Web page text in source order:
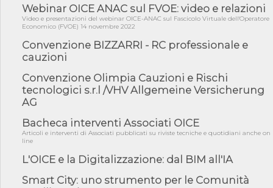
05/08/26 - Successo OICE per il bando della Città metropolitana
di Reg...
05/08/26 - Lettera OICE per il bando della Giunta Regionale della
04/08/26 - DL PA: previste cancellazioni da elenchi professionisti
04/08/26 - International Sustainable Buildings Competition -
COP31, An...
impugnar...
04/08/26 - Rapporto Anac corruzione 2020-2026: procedimenti
04/08/26 - CdS: partecipazione alla gara non equivale ad
acquiescenza r...
Webinar OICE ANAC sul FVOE: video e relazioni
Video e presentazioni del webinar OICE-ANAC sul Fascicolo Virtuale dell'Operatore
Economico (FVOE) 14 novembre 2022
Convenzione BIZZARRI - RC professionale e
cauzioni
Convenzione Olimpia Cauzioni e Rischi
tecnologici s.r.l /VHV Allgemeine Versicherung
AG
Bacheca interventi Associati OICE
Articoli e interventi di Associati pubblicati su riviste tecniche e quotidiani anche on
line
L'OICE e la Digitalizzazione: dal BIM all'IA
Smart City: uno strumento per le Comunità